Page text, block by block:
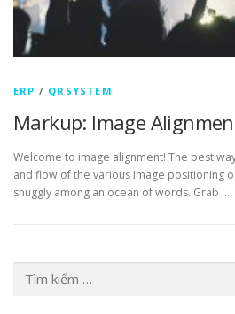
ERP / QRSYSTEM
Markup: Image
Welcome to image alignment! The best
and flow of the various image positioning
snuggly among an ocean of words. Grab …
kiếm